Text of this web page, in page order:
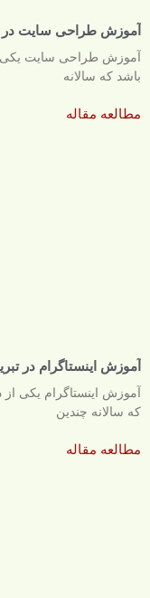
آموزش طراحی سایت در
آموزش طراحی سایت یکی
باشد که سالانه
مطالعه مقاله
آموزش اینستاگرام در
آموزش اینستاگرام یکی
که سالانه چندین
مطالعه مقاله